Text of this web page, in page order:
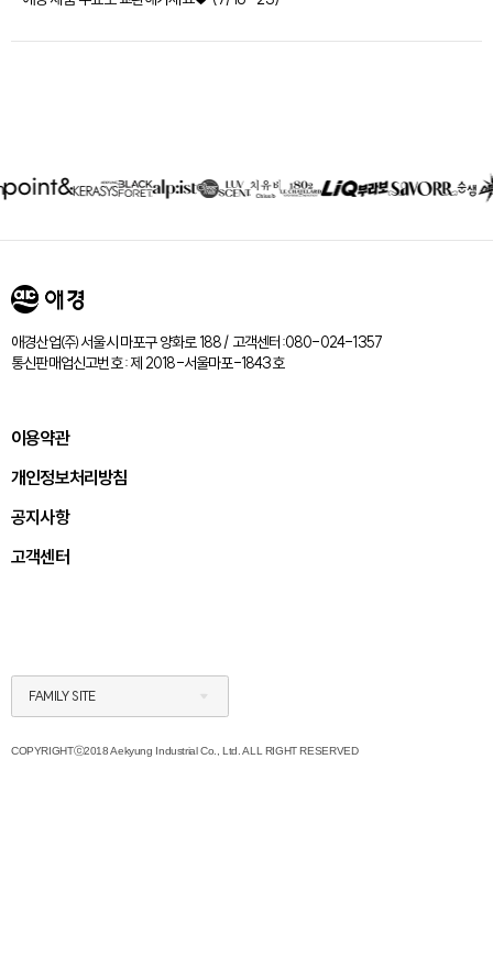
제휴회사
리스트
애경산업㈜ 서울시 마포구 양화로 188 / 고객센터:080-024-1357
통신판매업신고번호 : 제 2018-서울마포-1843호
이용약관
개인정보처리방침
공지사항
고객센터
FAMILY SITE
COPYRIGHTⓒ2018 Aekyung Industrial Co., Ltd. ALL RIGHT RESERVED